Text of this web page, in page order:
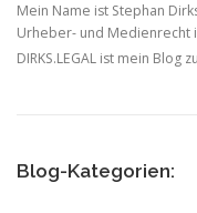
Mein Name ist Stephan
Urheber- und Medienrecht
DIRKS.LEGAL ist mein Blog
Blog-Kategorien: